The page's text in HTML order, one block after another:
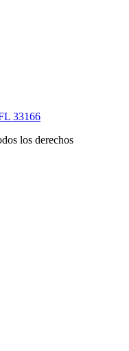
33166
los derechos